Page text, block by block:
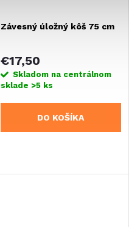
Závesný úložný kôš 75 cm
€17,50
Skladom na centrálnom
sklade >5 ks
DO KOŠÍKA